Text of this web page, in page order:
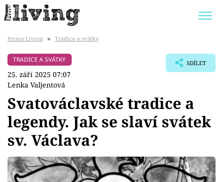
BYDLENÍ SLAVNÝCH
Témata
Bydlení
Zahrada
Prima Living ■ Tradice a svátky
TRADICE A SVÁTKY
25. září 2025 07:07
Lenka Valjentová
SDÍLET
Svatováclavské tradice a
legendy. Jak se slaví svátek
sv. Václava?